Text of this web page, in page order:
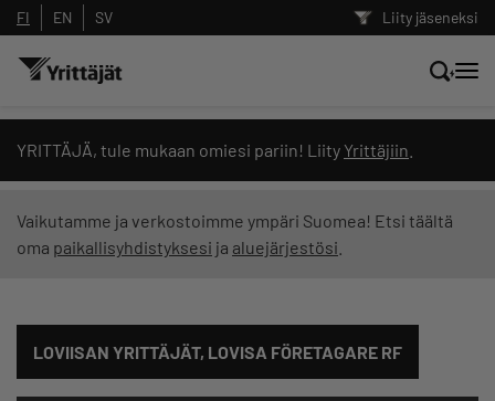
Liity jäseneksi
FI EN SV
YRITTÄJÄ, tule mukaan omiesi pariin! Liity Yrittäjiin
Vaikutamme ja verkostoimme ympäri Suomea! Etsi täältä
oma paikallisyhdistyksesi ja aluejärjestösi
LOVIISAN YRITTÄJÄT, LOVISA FÖRETAGARE RF
Hae sivustolta tai kysy suoraan
Yrittäjien tekoälyltä
Suodata hakutuloksia: näytä kaikki sisältö